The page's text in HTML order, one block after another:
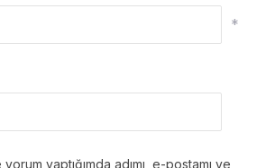
*
yaptığımda adımı, e-postamı ve